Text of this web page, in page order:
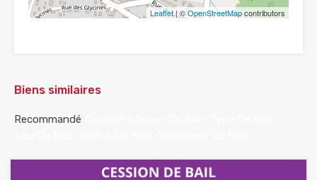
Leaflet| ©OpenStreetMapcontributors
Biens similaires
Recommandé